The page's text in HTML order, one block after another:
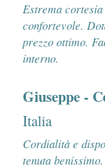
Estrema
confortevole.
prezzo ottimo.
interno.
Giuseppe -
Cordialità e
tenuta benissimo.